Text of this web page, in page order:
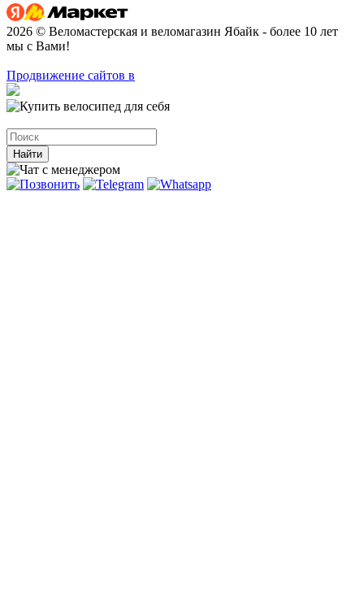
2026 © Веломастерская и веломагазин Ябайк - более 10 лет
мы с Вами!
Продвижение сайтов в
Найти